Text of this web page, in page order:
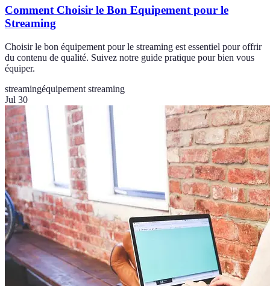
Comment Choisir le Bon Equipement pour le
Streaming
Choisir le bon équipement pour le streaming est essentiel pour offrir
du contenu de qualité. Suivez notre guide pratique pour bien vous
équiper.
streamingéquipement streaming
Jul 30